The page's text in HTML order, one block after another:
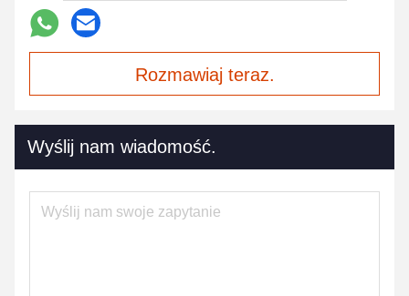
Rozmawiaj teraz.
Wyślij nam wiadomość.